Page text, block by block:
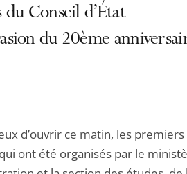
Conseil d’État
du 20ème
d’ouvrir ce matin, les premiers
ont été organisés par le